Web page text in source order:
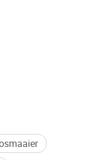
niveau van